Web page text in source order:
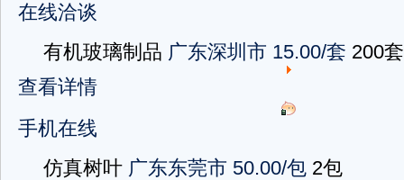
在线洽谈
有机玻璃制品 广东深圳市 15.00/套 200套
查看详情
手机在线
仿真树叶 广东东莞市 50.00/包 2包